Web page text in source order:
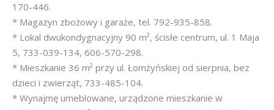
170-446.
* Magazyn zbożowy i garaże, tel. 792-935-858.
* Lokal dwukondygnacyjny 90 m², ścisłe centrum, ul. 1 Maja
5, 733-039-134, 606-570-298.
* Mieszkanie 36 m² przy ul. Łomżyńskiej od sierpnia, bez
dzieci i zwierząt, 733-485-104.
* Wynajmę umeblowane, urządzone mieszkanie w